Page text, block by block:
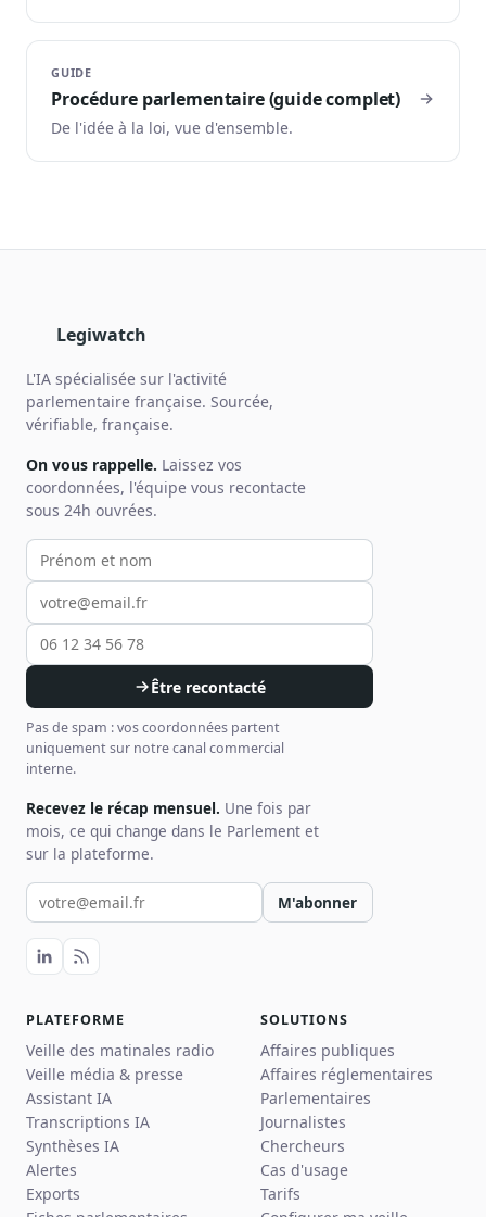
GUIDE
Procédure parlementaire (guide complet)
De l'idée à la loi, vue d'ensemble.
Legiwatch
L'IA spécialisée sur l'activité
parlementaire française. Sourcée,
vérifiable, française.
On vous rappelle. Laissez vos
coordonnées, l'équipe vous recontacte
sous 24h ouvrées.
Votre prénom et nom
Votre email
Votre téléphone
Être recontacté
Pas de spam : vos coordonnées partent
uniquement sur notre canal commercial
interne.
Recevez le récap mensuel. Une fois par
mois, ce qui change dans le Parlement et
sur la plateforme.
Votre email pour la newsletter
M'abonner
PLATEFORME
Veille des matinales radio
Veille média & presse
Assistant IA
Transcriptions IA
Synthèses IA
Alertes
Exports
SOLUTIONS
Affaires publiques
Affaires réglementaires
Parlementaires
Journalistes
Chercheurs
Cas d'usage
Tarifs